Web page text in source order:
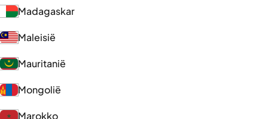
Madagaskar
Maleisië
Mauritanië
Mongolië
Marokko